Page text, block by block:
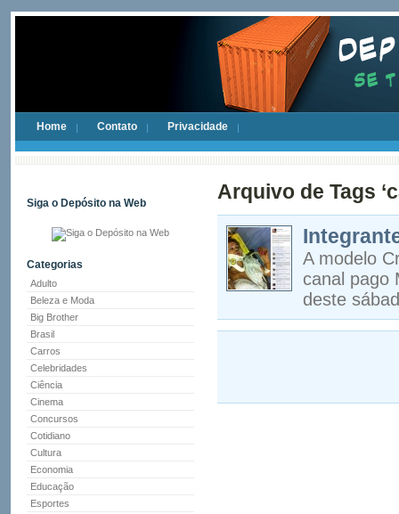
Home Contato Privacidade
Siga o Depósito na Web
Categorias
Adulto
Beleza e Moda
Big Brother
Brasil
Carros
Celebridades
Ciência
Cinema
Concursos
Cotidiano
Cultura
Economia
Educação
Esportes
Arquivo de Tags
A modelo
canal pago
deste